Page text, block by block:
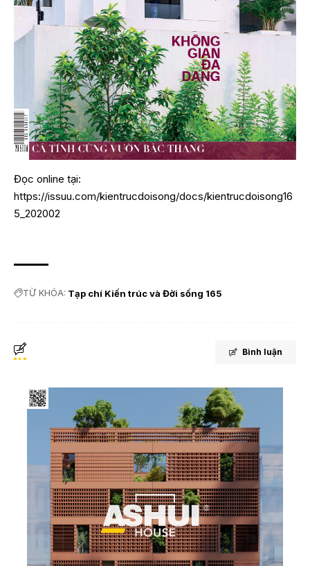
Đọc online tại:
https://issuu.com/kientrucdoisong/docs/kientrucdoisong16
5_202002
TỪ KHÓA: Tạp chí Kiến trúc và Đời sống 165
Bình luận